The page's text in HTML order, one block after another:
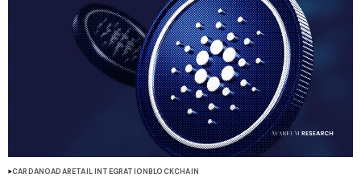
CARDANOADARETAIL INTEGRATIONBLOCKCHAIN